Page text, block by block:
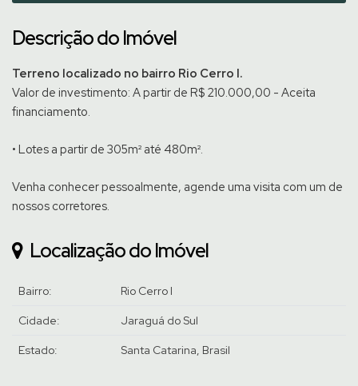
Descrição do Imóvel
Terreno localizado no bairro Rio Cerro I.
Valor de investimento: A partir de R$ 210.000,00 - Aceita
financiamento.
• Lotes a partir de 305m² até 480m².
Venha conhecer pessoalmente, agende uma visita com um de
nossos corretores.
Localização do Imóvel
Bairro: Rio Cerro I
Cidade: Jaraguá do Sul
Estado: Santa Catarina, Brasil